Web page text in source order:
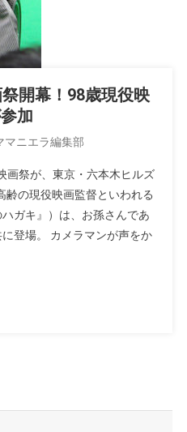
開幕！98歳現役映
加
マニエラ編集部
画祭が、東京・六本木ヒルズ
齢の現役映画監督といわれる
ガキ』）は、お孫さんであ
登場。 カメラマンが声をか